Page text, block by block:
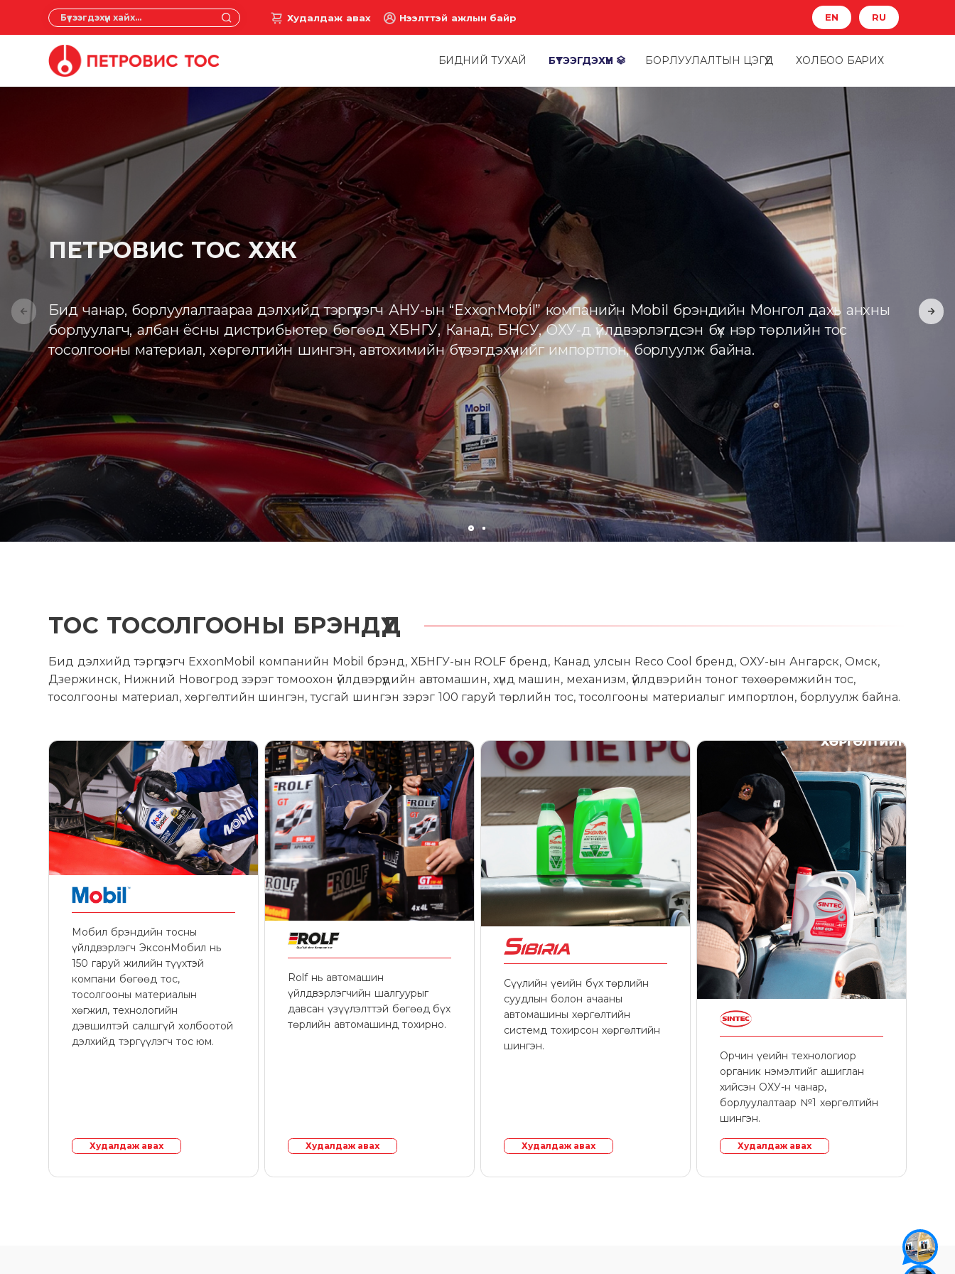
Худалдаж авах Нээлттэй ажлын байр EN RU
БИДНИЙ ТУХАЙ БҮТЭЭГДЭХҮҮН БОРЛУУЛАЛТЫН ЦЭГҮҮД ХОЛБОО БАРИХ
ПЕТРОВИС ТОС ХХК
Бид чанар, борлуулалтаараа дэлхийд тэргүүлэгч АНУ-ын “ExxonMobil” компанийн Mobil брэндийн Монгол дахь анхны
борлуулагч, албан ёсны дистрибьютер бөгөөд ХБНГУ, Канад, БНСУ, ОХУ-д үйлдвэрлэгдсэн бүх нэр төрлийн тос
тосолгооны материал, хөргөлтийн шингэн, автохимийн бүтээгдэхүүнийг импортлон, борлуулж байна.
ТОС ТОСОЛГООНЫ БРЭНДҮҮД
Бид дэлхийд тэргүүлэгч ExxonMobil компанийн Mobil брэнд, ХБНГУ-ын ROLF бренд, Канад улсын Reco Cool бренд, ОХУ-ын Ангарск, Омск,
Дзержинск, Нижний Новогрод зэрэг томоохон үйлдвэрүүдийн автомашин, хүнд машин, механизм, үйлдвэрийн тоног төхөөрөмжийн тос,
тосолгооны материал, хөргөлтийн шингэн, тусгай шингэн зэрэг 100 гаруй төрлийн тос, тосолгооны материалыг импортлон, борлуулж байна.
Мобил брэндийн тосны
үйлдвэрлэгч ЭксонМобил нь
150 гаруй жилийн түүхтэй
компани бөгөөд тос,
тосолгооны материалын
хөгжил, технологийн
дэвшилтэй салшгүй холбоотой
дэлхийд тэргүүлэгч тос юм.
Худалдаж авах
Rolf нь автомашин
үйлдвэрлэгчийн шалгуурыг
давсан үзүүлэлттэй бөгөөд бүх
төрлийн автомашинд тохирно.
Худалдаж авах
Сүүлийн үеийн бүх төрлийн
суудлын болон ачааны
автомашины хөргөлтийн
системд тохирсон хөргөлтийн
шингэн.
Худалдаж авах
Орчин үеийн технологиор
органик нэмэлтийг ашиглан
хийсэн ОХУ-н чанар,
борлуулалтаар №1 хөргөлтийн
шингэн.
Худалдаж авах